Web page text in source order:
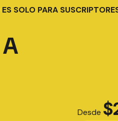
SOLO PARA
Desde $